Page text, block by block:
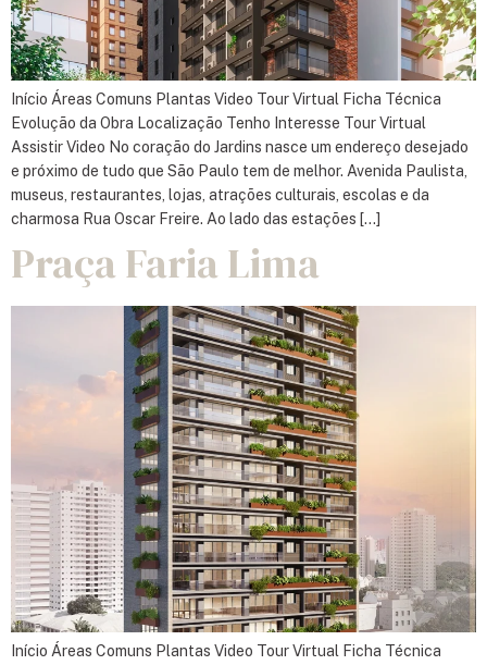
Início Áreas Comuns Plantas Video Tour Virtual Ficha Técnica
Evolução da Obra Localização Tenho Interesse Tour Virtual
Assistir Video No coração do Jardins nasce um endereço desejado
e próximo de tudo que São Paulo tem de melhor. Avenida Paulista,
museus, restaurantes, lojas, atrações culturais, escolas e da
charmosa Rua Oscar Freire. Ao lado das estações […]
Praça Faria Lima
Início Áreas Comuns Plantas Video Tour Virtual Ficha Técnica